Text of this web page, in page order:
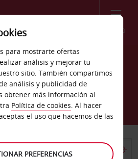
Menú
coches
para mostrarte ofertas
análisis y mejorar tu
sitio. También compartimos
análisis y publicidad de
obtener más información al
Política de cookies. Al hacer
el uso que hacemos de las
PREFERENCIAS